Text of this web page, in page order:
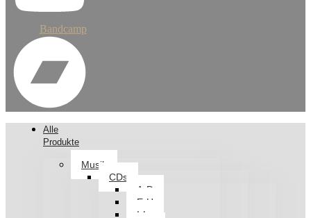
Bandcamp
Alle
Produkte
Musik
CDs
A-D
E-H
I-L